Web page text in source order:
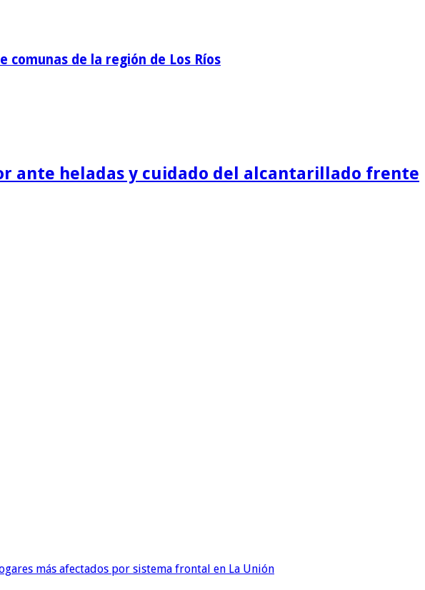
de la región de Los Ríos
ante heladas y cuidado del alcantarillado frente
más afectados por sistema frontal en La Unión